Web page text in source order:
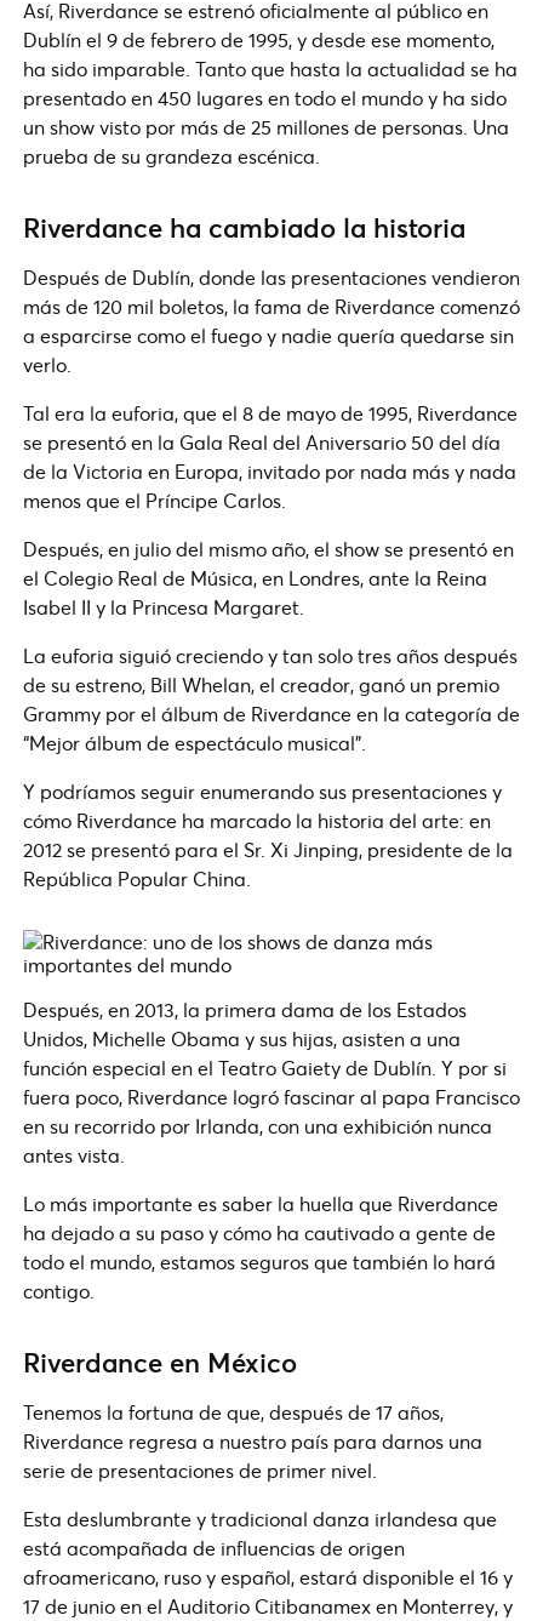
Así, Riverdance se estrenó oficialmente al público en
Dublín el 9 de febrero de 1995, y desde ese momento,
ha sido imparable. Tanto que hasta la actualidad se ha
presentado en 450 lugares en todo el mundo y ha sido
un show visto por más de 25 millones de personas. Una
prueba de su grandeza escénica.
Riverdance ha cambiado la historia
Después de Dublín, donde las presentaciones vendieron
más de 120 mil boletos, la fama de Riverdance comenzó
a esparcirse como el fuego y nadie quería quedarse sin
verlo.
Tal era la euforia, que el 8 de mayo de 1995, Riverdance
se presentó en la Gala Real del Aniversario 50 del día
de la Victoria en Europa, invitado por nada más y nada
menos que el Príncipe Carlos.
Después, en julio del mismo año, el show se presentó en
el Colegio Real de Música, en Londres, ante la Reina
Isabel II y la Princesa Margaret.
La euforia siguió creciendo y tan solo tres años después
de su estreno, Bill Whelan, el creador, ganó un premio
Grammy por el álbum de Riverdance en la categoría de
“Mejor álbum de espectáculo musical”.
Y podríamos seguir enumerando sus presentaciones y
cómo Riverdance ha marcado la historia del arte: en
2012 se presentó para el Sr. Xi Jinping, presidente de la
República Popular China.
Después, en 2013, la primera dama de los Estados
Unidos, Michelle Obama y sus hijas, asisten a una
función especial en el Teatro Gaiety de Dublín. Y por si
fuera poco, Riverdance logró fascinar al papa Francisco
en su recorrido por Irlanda, con una exhibición nunca
antes vista.
Lo más importante es saber la huella que Riverdance
ha dejado a su paso y cómo ha cautivado a gente de
todo el mundo, estamos seguros que también lo hará
contigo.
Riverdance en México
Tenemos la fortuna de que, después de 17 años,
Riverdance regresa a nuestro país para darnos una
serie de presentaciones de primer nivel.
Esta deslumbrante y tradicional danza irlandesa que
está acompañada de influencias de origen
afroamericano, ruso y español, estará disponible el 16 y
17 de junio en el Auditorio Citibanamex en Monterrey, y